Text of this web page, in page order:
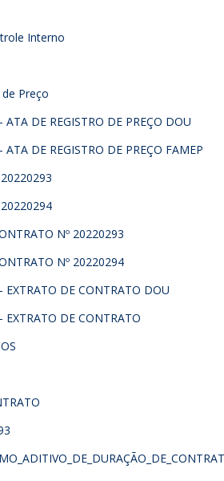
Interno
Preço
ATA DE REGISTRO DE PREÇO DOU
DE REGISTRO DE PREÇO FAMEP
Nº 20220293
Nº 20220294
EXTRATO DE CONTRATO DOU
EXTRATO DE CONTRATO